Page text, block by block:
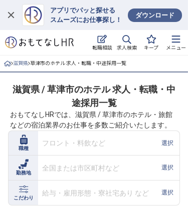
アプリでパッと探せる
スムーズにお仕事探し！
ダウンロード
転職相談 求人検索 キープ メニュー
ログイン
求人・施設を探す
就職・転職 合同説明会
おもてなしHRについて
ご利用の流れ
よくある質問
ホテル・宿泊業界情報コラム
滋賀県 草津市のホテル 求人・転職・中途採用一覧
滋賀県 / 草津市のホテル 求人・転職・中
途採用一覧
おもてなしHRでは、滋賀県 / 草津市のホテル・旅館
などの宿泊業界のお仕事を多数ご紹介いたします。
職種
フロント・料飲など 選択
勤務地
全国または市区町村など 選択
こだわり
給与・雇用形態・寮社宅あり など 選択